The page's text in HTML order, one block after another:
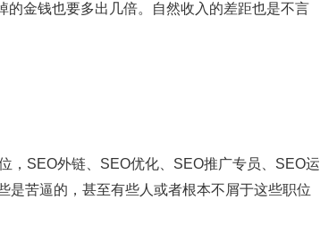
金钱也要多出几倍。自然收入的差距也是不言
SEO外链、SEO优化、SEO推广专员、SEO运
是苦逼的，甚至有些人或者根本不屑于这些职位